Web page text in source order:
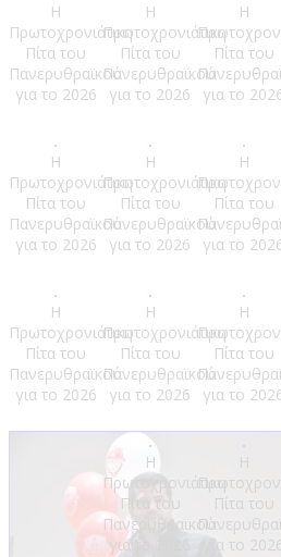
Η
Πρωτοχρονιάτικη
Πίτα του
Πανερυθραϊκού
για το 2026
Η
Πρωτοχρονιάτικη
Πίτα του
Πανερυθραϊκού
για το 2026
Η
Πίτα του
για το
Η
Πρωτοχρονιάτικη
Πίτα του
Πανερυθραϊκού
για το 2026
Η
Πρωτοχρονιάτικη
Πίτα του
Πανερυθραϊκού
για το 2026
Η
Πίτα του
για το
Η
Πρωτοχρονιάτικη
Πίτα του
Πανερυθραϊκού
για το 2026
Η
Πρωτοχρονιάτικη
Πίτα του
Πανερυθραϊκού
για το 2026
Η
Πίτα του
για το
Η
Πρωτοχρονιάτικη
Πίτα του
Πανερυθραϊκού
για το 2026
Πίτα του
για το 2026